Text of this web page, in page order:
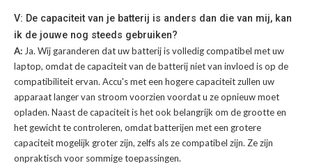
V: De capaciteit van je batterij is anders dan die van mij, kan
ik de jouwe nog steeds gebruiken?
A: Ja. Wij garanderen dat uw batterij is volledig compatibel met uw
laptop, omdat de capaciteit van de batterij niet van invloed is op de
compatibiliteit ervan. Accu's met een hogere capaciteit zullen uw
apparaat langer van stroom voorzien voordat u ze opnieuw moet
opladen. Naast de capaciteit is het ook belangrijk om de grootte en
het gewicht te controleren, omdat batterijen met een grotere
capaciteit mogelijk groter zijn, zelfs als ze compatibel zijn. Ze zijn
onpraktisch voor sommige toepassingen.